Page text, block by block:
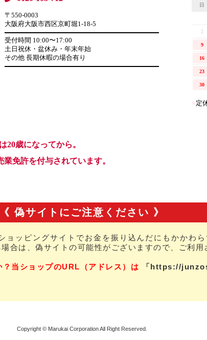
《 偽サイトにご注意ください 》
ョッピングサイトでお金を振り込んだにもかかわ
合は、偽サイトの可能性がございますので、ご利用
当ショップのURL（アドレス）は 「https://
Copyright © Marukai Corporation All Right Reserved.